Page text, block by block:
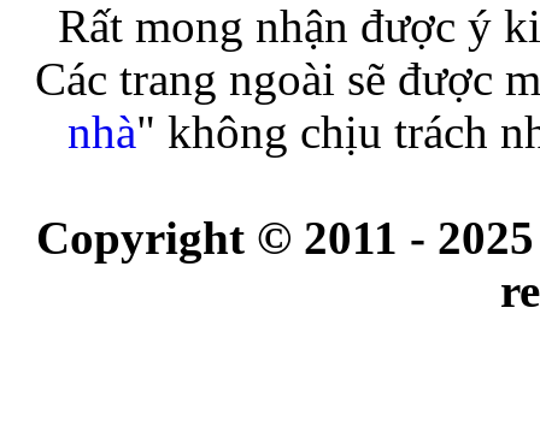
Rất mong nhận được ý
Các trang ngoài sẽ được
nhà" không chịu trách
Copyright © 2011 - 2025